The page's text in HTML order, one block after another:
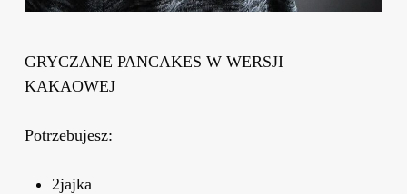
GRYCZANE PANCAKES W WERSJI
KAKAOWEJ
Potrzebujesz:
2jajka